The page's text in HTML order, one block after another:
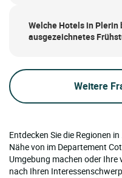
Welche Hotels in Plerin
ausgezeichnetes
Weitere
Entdecken Sie die Regionen
Nähe von im Departement
Umgebung machen oder Ihre
nach Ihren